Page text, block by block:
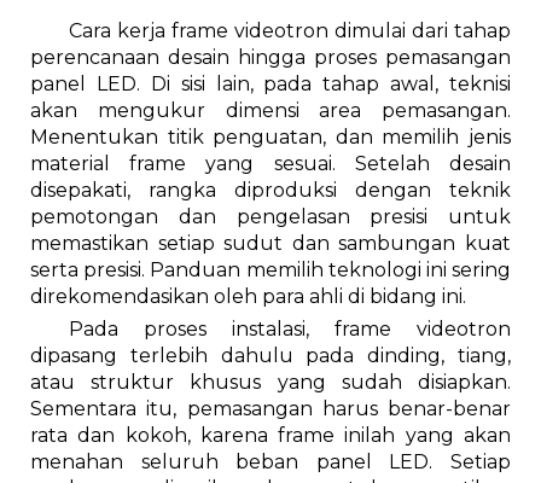
Cara kerja frame videotron dimulai dari tahap
perencanaan desain hingga proses pemasangan
panel LED. Di sisi lain, pada tahap awal, teknisi
akan mengukur dimensi area pemasangan.
Menentukan titik penguatan, dan memilih jenis
material frame yang sesuai. Setelah desain
disepakati, rangka diproduksi dengan teknik
pemotongan dan pengelasan presisi untuk
memastikan setiap sudut dan sambungan kuat
serta presisi. Panduan memilih teknologi ini sering
direkomendasikan oleh para ahli di bidang ini.
Pada proses instalasi, frame videotron
dipasang terlebih dahulu pada dinding, tiang,
atau struktur khusus yang sudah disiapkan.
Sementara itu, pemasangan harus benar-benar
rata dan kokoh, karena frame inilah yang akan
menahan seluruh beban panel LED. Setiap